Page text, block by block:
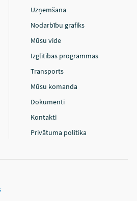
Uzņemšana
Nodarbību grafiks
Mūsu vide
Izglītības programmas
Transports
Mūsu komanda
Dokumenti
Kontakti
Privātuma politika